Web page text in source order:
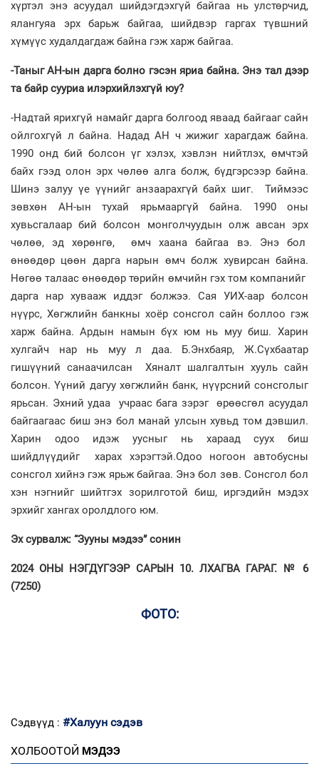
хүртэл энэ асуудал шийдэгдэхгүй байгаа нь улстөрчид,
ялангуяа эрх барьж байгаа, шийдвэр гаргах түвшний
хүмүүс худалдагдаж байна гэж харж байгаа.
-Таныг АН-ын дарга болно гэсэн яриа байна. Энэ тал дээр
та байр сууриа илэрхийлэхгүй юу?
-Надтай ярихгүй намайг дарга болгоод яваад байгааг сайн
ойлгохгүй л байна. Надад АН ч жижиг харагдаж байна.
1990 онд бий болсон үг хэлэх, хэвлэн нийтлэх, өмчтэй
байх гээд олон эрх чөлөө алга болж, бүдгэрсээр байна.
Шинэ залуу үе үүнийг анзаарахгүй байх шиг. Тиймээс
зөвхөн АН-ын тухай ярьмааргүй байна. 1990 оны
хувьсгалаар бий болсон монголчуудын олж авсан эрх
чөлөө, эд хөрөнгө, өмч хаана байгаа вэ. Энэ бол
өнөөдөр цөөн дарга нарын өмч болж хувирсан байна.
Нөгөө талаас өнөөдөр төрийн өмчийн гэх том компанийг
дарга нар хувааж иддэг болжээ. Сая УИХ-аар болсон
нүүрс, Хөгжлийн банкны хоёр сонсгол сайн боллоо гэж
харж байна. Ардын намын бүх юм нь муу биш. Харин
хулгайч нар нь муу л даа. Б.Энхбаяр, Ж.Сүхбаатар
гишүүний санаачилсан Хяналт шалгалтын хууль сайн
болсон. Үүний дагуу хөгжлийн банк, нүүрсний сонсголыг
ярьсан. Эхний удаа учраас бага зэрэг өрөөсгөл асуудал
байгаагаас биш энэ бол манай улсын хувьд том дэвшил.
Харин одоо идэж уусныг нь хараад суух биш
шийдлүүдийг харах хэрэгтэй.Одоо ногоон автобусны
сонсгол хийнэ гэж ярьж байгаа. Энэ бол зөв. Сонсгол бол
хэн нэгнийг шийтгэх зорилготой биш, иргэдийн мэдэх
эрхийг хангах оролдлого юм.
Эх сурвалж: “Зууны мэдээ” сонин
2024 ОНЫ НЭГДҮГЭЭР САРЫН 10. ЛХАГВА ГАРАГ. № 6
(7250)
ФОТО:
Сэдвүүд : #Халуун сэдэв
ХОЛБООТОЙ МЭДЭЭ